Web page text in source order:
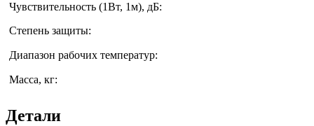
Чувствительность (1Вт, 1м), дБ:
Степень защиты:
Диапазон рабочих температур:
Масса, кг:
Детали